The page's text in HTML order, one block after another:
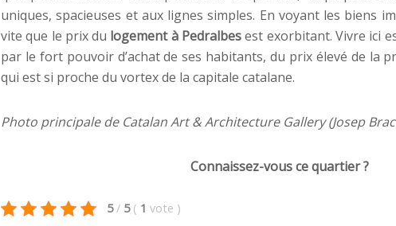
uniques, spacieuses et aux lignes simples. En voyant les biens
vite que le prix du logement à Pedralbesest exorbitant. Vivre ici
par le fort pouvoir d’achat de ses habitants, du prix élevé de la
qui est si proche du vortex de la capitale catalane.
Photo principale de Catalan Art & Architecture Gallery (Josep
Connaissez-vous ce quartier ?
5 / 5 ( 1 vote )